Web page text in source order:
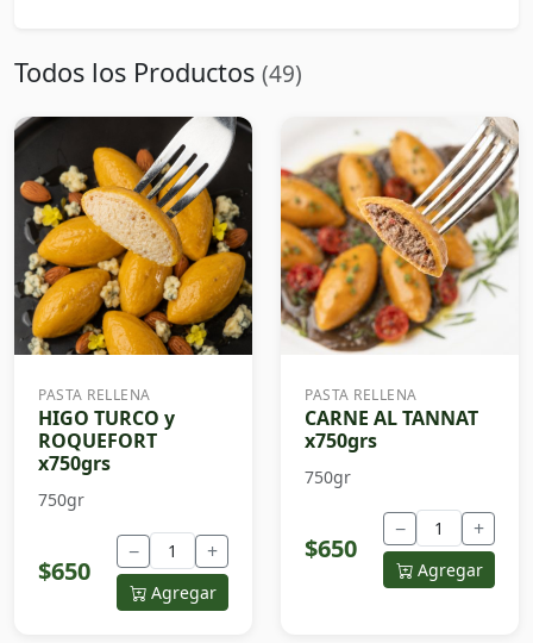
Todos los Productos (49)
PASTA RELLENA
HIGO TURCO y
ROQUEFORT
x750grs
750gr
$650
− +
Agregar
PASTA RELLENA
CARNE AL TANNAT
x750grs
750gr
$650
− +
Agregar